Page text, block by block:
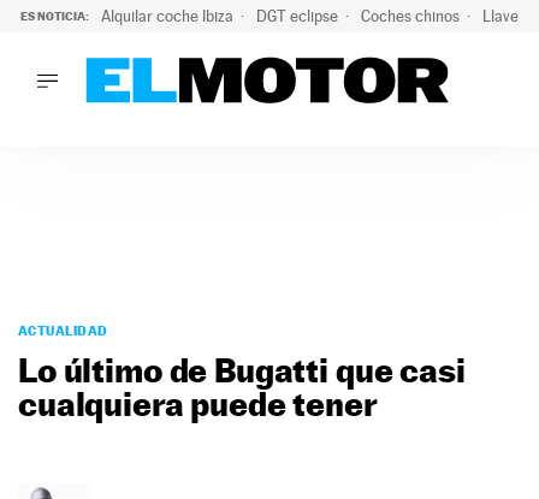
ES NOTICIA: Alquilar coche Ibiza DGT eclipse Coches chinos Llaves
PODCAST
MOTOS
TECNOLOGÍA
PREMIOS
ACTUALIDAD
Lo último de Bugatti que casi
cualquiera puede tener